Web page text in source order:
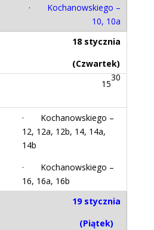
· Kochanowskiego –
10, 10a
18 stycznia
(Czwartek)
15
30
· Kochanowskiego –
12, 12a, 12b, 14, 14a,
14b
· Kochanowskiego –
16, 16a, 16b
19 stycznia
(Piątek)